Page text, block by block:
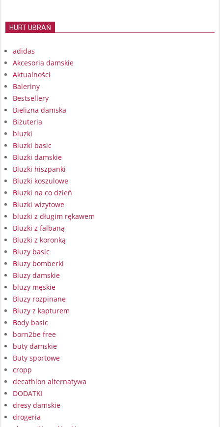
HURT UBRAŃ
adidas
Akcesoria damskie
Aktualności
Baleriny
Bestsellery
Bielizna damska
Biżuteria
bluzki
Bluzki basic
Bluzki damskie
Bluzki hiszpanki
Bluzki koszulowe
Bluzki na co dzień
Bluzki wizytowe
bluzki z długim rękawem
Bluzki z falbaną
Bluzki z koronką
Bluzy basic
Bluzy bomberki
Bluzy damskie
bluzy męskie
Bluzy rozpinane
Bluzy z kapturem
Body basic
born2be free
buty damskie
Buty sportowe
cropp
decathlon alternatywa
DODATKI
dresy damskie
drogeria